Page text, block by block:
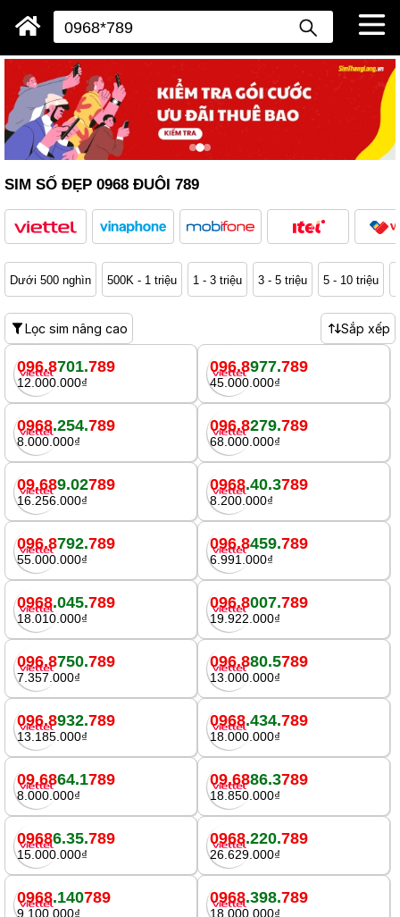
SIM SỐ ĐẸP 0968 ĐUÔI 789
Dưới 500 nghìn 500K - 1 triệu 1 - 3 triệu 3 - 5 triệu 5 - 10 triệu
Lọc sim nâng cao Sắp xếp
096.8701.789
12.000.000₫
096.8977.789
45.000.000₫
0968.254.789
8.000.000₫
096.8279.789
68.000.000₫
09.689.02789
16.256.000₫
0968.40.3789
8.200.000₫
096.8792.789
55.000.000₫
096.8459.789
6.991.000₫
0968.045.789
18.010.000₫
096.8007.789
19.922.000₫
096.8750.789
7.357.000₫
096.880.5789
13.000.000₫
096.8932.789
13.185.000₫
0968.434.789
18.000.000₫
09.6864.1789
8.000.000₫
09.6886.3789
18.850.000₫
09686.35.789
15.000.000₫
0968.220.789
26.629.000₫
0968.140789
9.100.000₫
0968.398.789
18.000.000₫